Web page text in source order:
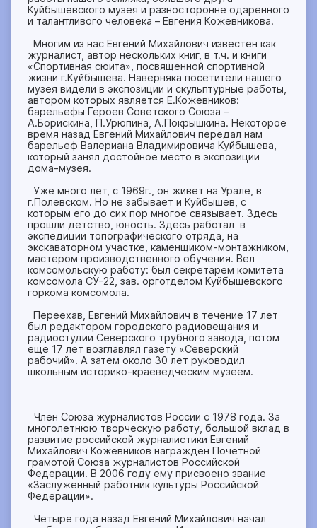
Куйбышевского музея и разносторонне одаренного
и талантливого человека – Евгения Кожевникова.
Многим из нас Евгений Михайлович известен как
журналист, автор нескольких книг, в т.ч. и книги
«Спортивная сюита», посвященной спортивной
жизни г.Куйбышева. Наверняка посетители нашего
музея видели в экспозиции и скульптурные работы,
автором которых является Е.Кожевников:
барельефы Героев Советского Союза –
А.Борискина, П.Урюпина, А.Покрышкина. Некоторое
время назад Евгений Михайлович передал нам
барельеф Валериана Владимировича Куйбышева,
который занял достойное место в экспозиции
дома-музея.
Уже много лет, с 1969г., он живет на Урале, в
г.Полевском. Но не забывает и Куйбышев, с
которым его до сих пор многое связывает. Здесь
прошли детство, юность. Здесь работал в
экспедиции топогра­фического отряда, на
экскаваторном участке, каменщи­ком-монтажником,
мастером производственного обучения. Вел
комсомольскую работу: был секретарем комитета
комсомола СУ-22, зав. орготделом Куйбышевского
горкома комсомола.
Переехав, Евгений Михайлович в течение 17 лет
был редактором городского радиовещания и
радиостудии Северского трубного завода, потом
еще 17 лет возглавлял газету «Северский
рабочий». А затем около 30 лет руководил
школьным историко-краеведческим музеем.
Член Со­юза журналистов России с 1978 года. За
многолетнюю творчес­кую работу, большой вклад в
развитие российской журна­листики Евгений
Михайлович Кожевников награжден Почет­ной
грамотой Союза журнали­стов Российской
Федерации. В 2006 году ему присвоено звание
«Заслуженный работник культуры Российской
Федерации».
Четыре года назад Евгений Михайлович начал